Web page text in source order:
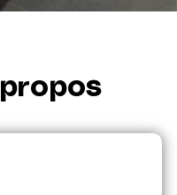
propos